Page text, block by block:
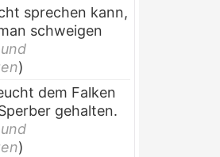
sprechen kann,
schweigen
)
dem Falken
gehalten.
)